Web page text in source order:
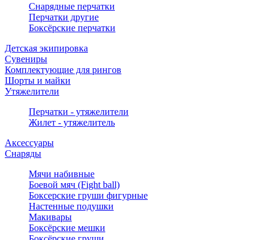
Снарядные перчатки
Перчатки другие
Боксёрские перчатки
Детская экипировка
Сувениры
Комплектующие для рингов
Шорты и майки
Утяжелители
Перчатки - утяжелители
Жилет - утяжелитель
Аксессуары
Снаряды
Мячи набивные
Боевой мяч (Fight ball)
Боксерские груши фигурные
Настенные подушки
Макивары
Боксёрские мешки